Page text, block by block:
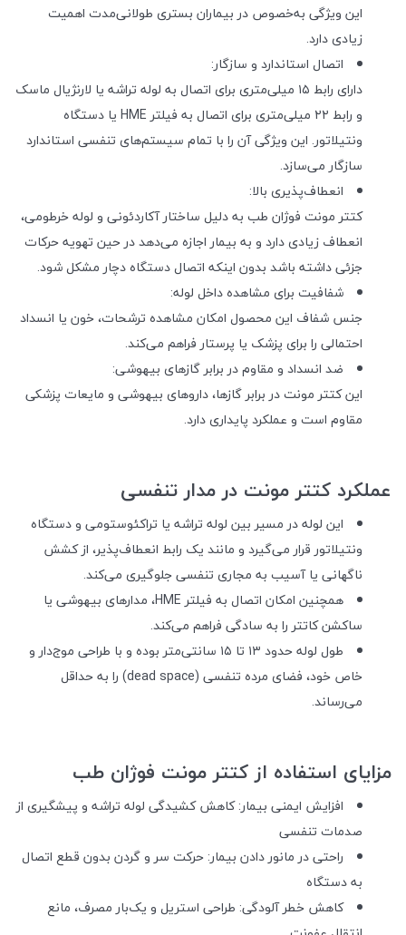
این ویژگی به‌خصوص در بیماران بستری طولانی‌مدت اهمیت
زیادی دارد.
اتصال استاندارد و سازگار:
دارای رابط ۱۵ میلی‌متری برای اتصال به لوله تراشه یا لارنژیال ماسک
و رابط ۲۲ میلی‌متری برای اتصال به فیلتر HME یا دستگاه
ونتیلاتور. این ویژگی آن را با تمام سیستم‌های تنفسی استاندارد
سازگار می‌سازد.
انعطاف‌پذیری بالا:
کتتر مونت فوژان طب به دلیل ساختار آکاردئونی و لوله خرطومی،
انعطاف زیادی دارد و به بیمار اجازه می‌دهد در حین تهویه حرکات
جزئی داشته باشد بدون اینکه اتصال دستگاه دچار مشکل شود.
شفافیت برای مشاهده داخل لوله:
جنس شفاف این محصول امکان مشاهده ترشحات، خون یا انسداد
احتمالی را برای پزشک یا پرستار فراهم می‌کند.
ضد انسداد و مقاوم در برابر گازهای بیهوشی:
این کتتر مونت در برابر گازها، داروهای بیهوشی و مایعات پزشکی
مقاوم است و عملکرد پایداری دارد.
عملکرد کتتر مونت در مدار تنفسی
این لوله در مسیر بین لوله تراشه یا تراکئوستومی و دستگاه
ونتیلاتور قرار می‌گیرد و مانند یک رابط انعطاف‌پذیر، از کشش
ناگهانی یا آسیب به مجاری تنفسی جلوگیری می‌کند.
همچنین امکان اتصال به فیلتر HME، مدارهای بیهوشی یا
ساکشن کاتتر را به سادگی فراهم می‌کند.
طول لوله حدود ۱۳ تا ۱۵ سانتی‌متر بوده و با طراحی موج‌دار و
خاص خود، فضای مرده تنفسی (dead space) را به حداقل
می‌رساند.
مزایای استفاده از کتتر مونت فوژان طب
افزایش ایمنی بیمار: کاهش کشیدگی لوله تراشه و پیشگیری از
صدمات تنفسی
راحتی در مانور دادن بیمار: حرکت سر و گردن بدون قطع اتصال
به دستگاه
کاهش خطر آلودگی: طراحی استریل و یک‌بار مصرف، مانع